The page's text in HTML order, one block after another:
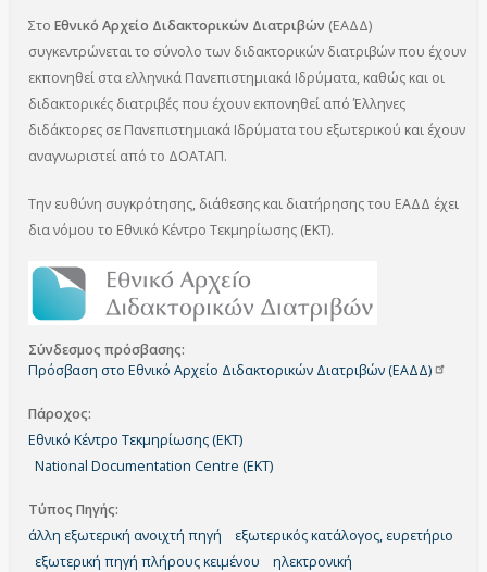
Στο Εθνικό Αρχείο Διδακτορικών Διατριβών (ΕΑΔΔ)
συγκεντρώνεται το σύνολο των διδακτορικών διατριβών που έχουν
εκπονηθεί στα ελληνικά Πανεπιστημιακά Ιδρύματα, καθώς και οι
διδακτορικές διατριβές που έχουν εκπονηθεί από Έλληνες
διδάκτορες σε Πανεπιστημιακά Ιδρύματα του εξωτερικού και έχουν
αναγνωριστεί από το ΔΟΑΤΑΠ.
Την ευθύνη συγκρότησης, διάθεσης και διατήρησης του ΕΑΔΔ έχει
δια νόμου το Εθνικό Κέντρο Τεκμηρίωσης (ΕΚΤ).
Σύνδεσμος πρόσβασης
Πρόσβαση στο Εθνικό Αρχείο Διδακτορικών Διατριβών (ΕΑΔΔ)
Πάροχος
Εθνικό Κέντρο Τεκμηρίωσης (ΕΚΤ)
National Documentation Centre (EKT)
Τύπος Πηγής
άλλη εξωτερική ανοιχτή πηγή
εξωτερικός κατάλογος, ευρετήριο
εξωτερική πηγή πλήρους κειμένου
ηλεκτρονική